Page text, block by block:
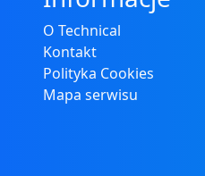
O Technical
Kontakt
Polityka Cookies
Mapa serwisu